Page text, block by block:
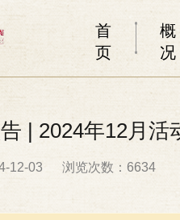
首
页
概
况
| 2024年12月活
12-03 浏览次数：6634